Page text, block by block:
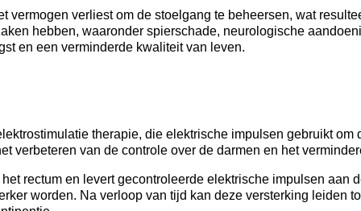
vermogen verliest om de stoelgang te beheersen, wat
hebben, waaronder spierschade, neurologische
en een verminderde kwaliteit van leven.
therapie, die elektrische impulsen gebruikt om
verbeteren van de controle over de darmen en het
rectum en levert gecontroleerde elektrische impulsen aan
worden. Na verloop van tijd kan deze versterking leiden